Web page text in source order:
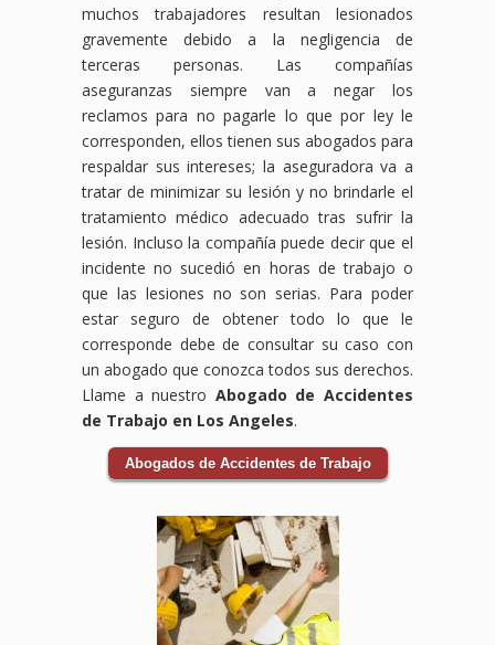
muchos trabajadores resultan lesionados
gravemente debido a la negligencia de
terceras personas. Las compañías
aseguranzas siempre van a negar los
reclamos para no pagarle lo que por ley le
corresponden, ellos tienen sus abogados para
respaldar sus intereses; la aseguradora va a
tratar de minimizar su lesión y no brindarle el
tratamiento médico adecuado tras sufrir la
lesión. Incluso la compañía puede decir que el
incidente no sucedió en horas de trabajo o
que las lesiones no son serias. Para poder
estar seguro de obtener todo lo que le
corresponde debe de consultar su caso con
un abogado que conozca todos sus derechos.
Llame a nuestro Abogado de Accidentes
de Trabajo en Los Angeles.
Abogados de Accidentes de Trabajo